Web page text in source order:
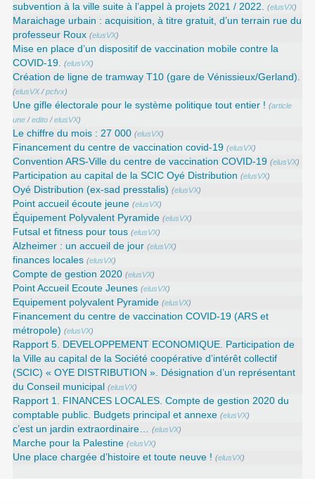
subvention à la ville suite à l’appel à projets 2021 / 2022.
(elusVX)
Maraichage urbain : acquisition, à titre gratuit, d’un terrain rue du
professeur Roux (elusVX)
Mise en place d’un dispositif de vaccination mobile contre la
COVID-19.
(elusVX)
Création de ligne de tramway T10 (gare de Vénissieux/Gerland).
(elusVX/pcfvx)
Une gifle électorale pour le système politique tout entier ! (article
une /edito /elusVX)
Le chiffre du mois : 27 000 (elusVX)
Financement du centre de vaccination covid-19 (elusVX)
Convention ARS‑Ville du centre de vaccination COVID‑19 (elusVX)
Participation au capital de la SCIC Oyé Distribution (elusVX)
Oyé Distribution (ex-sad presstalis) (elusVX)
Point accueil écoute jeune (elusVX)
Équipement Polyvalent Pyramide (elusVX)
Futsal et fitness pour tous (elusVX)
Alzheimer : un accueil de jour (elusVX)
finances locales (elusVX)
Compte de gestion 2020 (elusVX)
Point Accueil Ecoute Jeunes (elusVX)
Equipement polyvalent Pyramide (elusVX)
Financement du centre de vaccination COVID-19 (ARS et
métropole) (elusVX)
Rapport 5. DEVELOPPEMENT ECONOMIQUE. Participation de
la Ville au capital de la Société coopérative d’intérêt collectif
(SCIC) « OYE DISTRIBUTION ». Désignation d’un représentant
du Conseil municipal (elusVX)
Rapport 1. FINANCES LOCALES. Compte de gestion 2020 du
comptable public. Budgets principal et annexe (elusVX)
c’est un jardin extraordinaire… (elusVX)
Marche pour la Palestine (elusVX)
Une place chargée d’histoire et toute neuve ! (elusVX)